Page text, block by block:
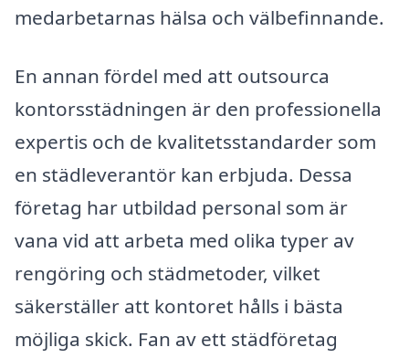
medarbetarnas hälsa och välbefinnande.
En annan fördel med att outsourca
kontorsstädningen är den professionella
expertis och de kvalitetsstandarder som
en städleverantör kan erbjuda. Dessa
företag har utbildad personal som är
vana vid att arbeta med olika typer av
rengöring och städmetoder, vilket
säkerställer att kontoret hålls i bästa
möjliga skick. Fan av ett städföretag